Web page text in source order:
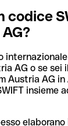
codice
AG o se sei
Austria AG in
insieme